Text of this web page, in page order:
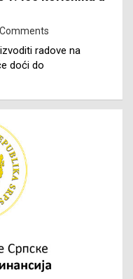
radove na
doći do